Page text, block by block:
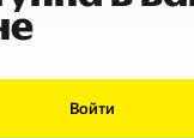
Войти